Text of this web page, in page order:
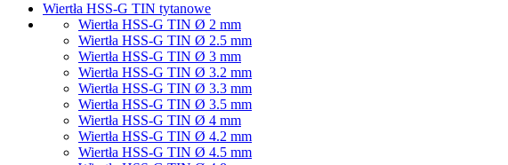
Wiertła HSS-G TIN tytanowe
Wiertła HSS-G TIN Ø 2 mm
Wiertła HSS-G TIN Ø 2.5 mm
Wiertła HSS-G TIN Ø 3 mm
Wiertła HSS-G TIN Ø 3.2 mm
Wiertła HSS-G TIN Ø 3.3 mm
Wiertła HSS-G TIN Ø 3.5 mm
Wiertła HSS-G TIN Ø 4 mm
Wiertła HSS-G TIN Ø 4.2 mm
Wiertła HSS-G TIN Ø 4.5 mm